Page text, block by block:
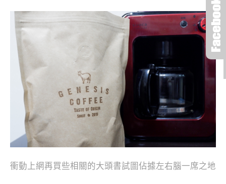
衝動上網再買些相關的大頭書試圖佔據左右腦一席之地